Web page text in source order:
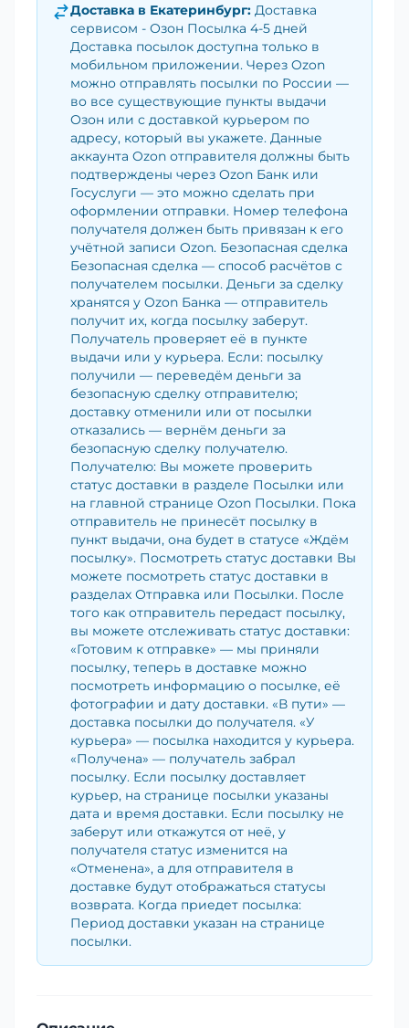
Доставка в Екатеринбург: Доставка
сервисом - Озон Посылка 4-5 дней
Доставка посылок доступна только в
мобильном приложении. Через Ozon
можно отправлять посылки по России —
во все существующие пункты выдачи
Озон или с доставкой курьером по
адресу, который вы укажете. Данные
аккаунта Ozon отправителя должны быть
подтверждены через Ozon Банк или
Госуслуги — это можно сделать при
оформлении отправки. Номер телефона
получателя должен быть привязан к его
учётной записи Ozon. Безопасная сделка
Безопасная сделка — способ расчётов с
получателем посылки. Деньги за сделку
хранятся у Ozon Банка — отправитель
получит их, когда посылку заберут.
Получатель проверяет её в пункте
выдачи или у курьера. Если: посылку
получили — переведём деньги за
безопасную сделку отправителю;
доставку отменили или от посылки
отказались — вернём деньги за
безопасную сделку получателю.
Получателю: Вы можете проверить
статус доставки в разделе Посылки или
на главной странице Ozon Посылки. Пока
отправитель не принесёт посылку в
пункт выдачи, она будет в статусе «Ждём
посылку». Посмотреть статус доставки Вы
можете посмотреть статус доставки в
разделах Отправка или Посылки. После
того как отправитель передаст посылку,
вы можете отслеживать статус доставки:
«Готовим к отправке» — мы приняли
посылку, теперь в доставке можно
посмотреть информацию о посылке, её
фотографии и дату доставки. «В пути» —
доставка посылки до получателя. «У
курьера» — посылка находится у курьера.
«Получена» — получатель забрал
посылку. Если посылку доставляет
курьер, на странице посылки указаны
дата и время доставки. Если посылку не
заберут или откажутся от неё, у
получателя статус изменится на
«Отменена», а для отправителя в
доставке будут отображаться статусы
возврата. Когда приедет посылка:
Период доставки указан на странице
посылки.